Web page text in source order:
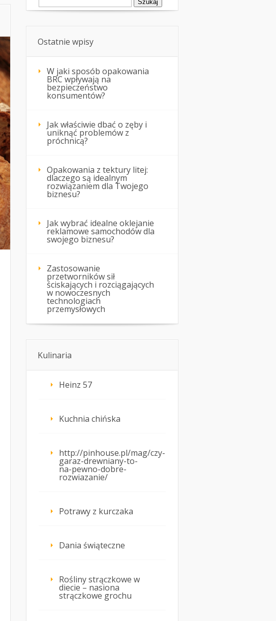
Ostatnie wpisy
W jaki sposób opakowania
BRC wpływają na
bezpieczeństwo
konsumentów?
Jak właściwie dbać o zęby i
uniknąć problemów z
próchnicą?
Opakowania z tektury litej:
dlaczego są idealnym
rozwiązaniem dla Twojego
biznesu?
Jak wybrać idealne oklejanie
reklamowe samochodów dla
swojego biznesu?
Zastosowanie
przetworników sił
ściskających i rozciągających
w nowoczesnych
technologiach
przemysłowych
Kulinaria
Heinz 57
Kuchnia chińska
http://pinhouse.pl/mag/czy-
garaz-drewniany-to-
na-pewno-dobre-
rozwiazanie/
Potrawy z kurczaka
Dania świąteczne
Rośliny strączkowe w
diecie – nasiona
strączkowe grochu